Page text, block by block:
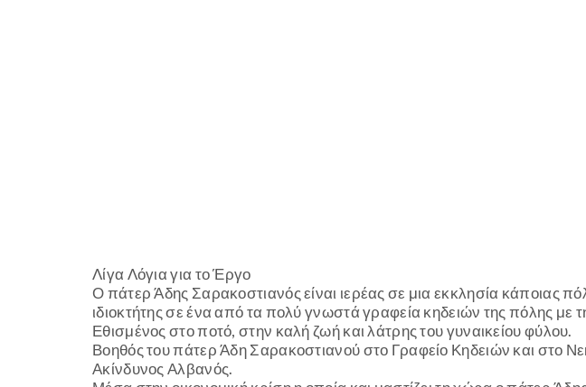
Λίγα Λόγια για το Έργο
Ο πάτερ Άδης Σαρακοστιανός είναι ιερέας σε μια εκκλησία κάποιας
ιδιοκτήτης σε ένα από τα πολύ γνωστά γραφεία κηδειών της πόλης με
Εθισμένος στο ποτό, στην καλή ζωή και λάτρης του γυναικείου φύλου.
Βοηθός του πάτερ Άδη Σαρακοστιανού στο Γραφείο Κηδειών και στο
Ακίνδυνος Αλβανός.